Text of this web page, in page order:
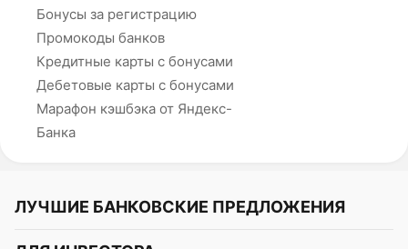
Бонусы за регистрацию
Промокоды банков
Кредитные карты с бонусами
Дебетовые карты с бонусами
Марафон кэшбэка от Яндекс-
Банка
ЛУЧШИЕ БАНКОВСКИЕ ПРЕДЛОЖЕНИЯ